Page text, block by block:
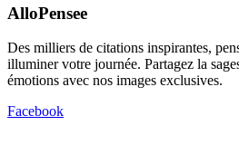
AlloPensee
Des milliers de citations inspirantes,
illuminer votre journée. Partagez la
émotions avec nos images exclusives.
Facebook